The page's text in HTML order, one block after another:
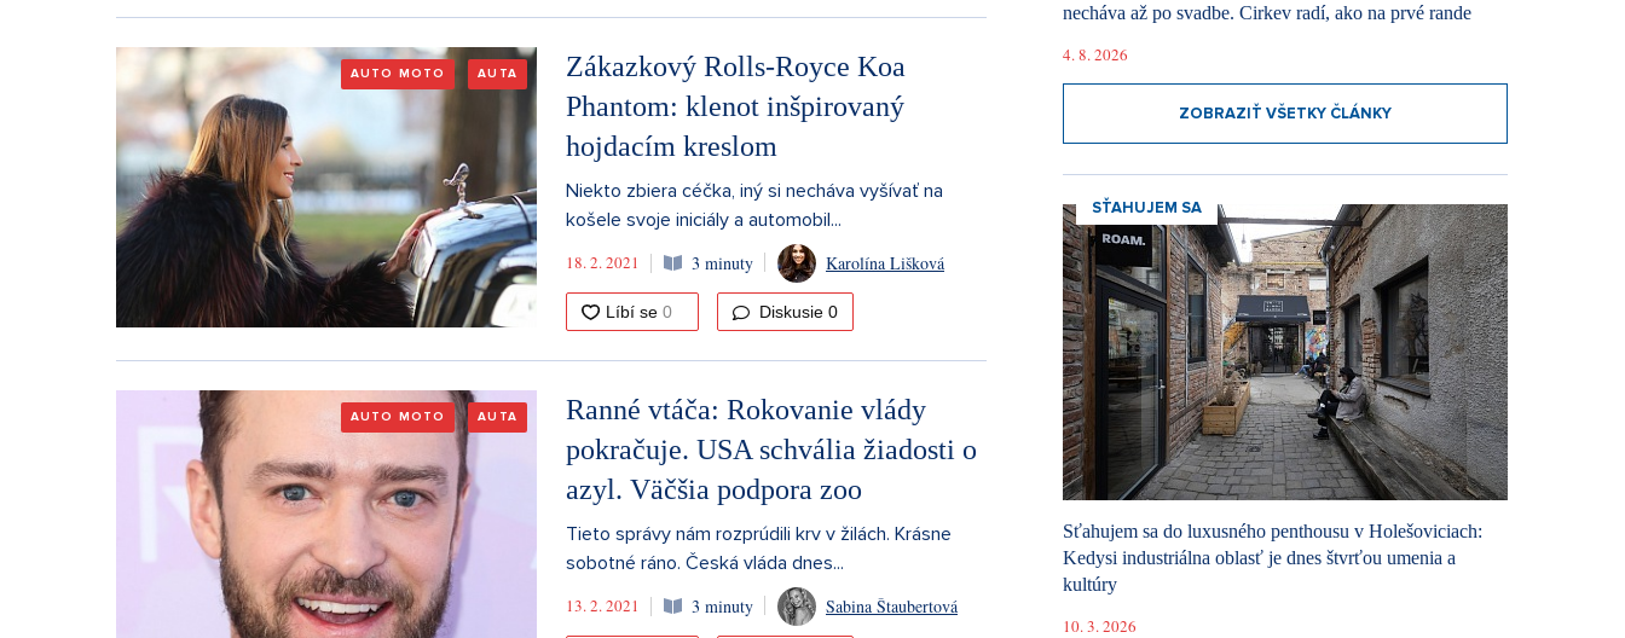
AUTO MOTO AUTA
Zákazkový Rolls-Royce Koa
Phantom: klenot inšpirovaný
hojdacím kreslom
Niekto zbiera céčka, iný si necháva vyšívať na
košele svoje iniciály a automobil...
18. 2. 2021 3 minuty Karolína Lišková
Diskusie 0
AUTO MOTO AUTA
Ranné vtáča: Rokovanie vlády
pokračuje. USA schvália žiadosti o
azyl. Väčšia podpora zoo
Tieto správy nám rozprúdili krv v žilách. Krásne
sobotné ráno. Česká vláda dnes...
13. 2. 2021 3 minuty Sabina Štaubertová
necháva až po svadbe. Cirkev radí, ako na prvé rande
4. 8. 2026
ZOBRAZIŤ VŠETKY ČLÁNKY
SŤAHUJEM SA
Sťahujem sa do luxusného penthousu v Holešoviciach:
Kedysi industriálna oblasť je dnes štvrťou umenia a
kultúry
10. 3. 2026